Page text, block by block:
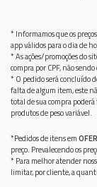
* Informamos que os
app válidos para o dia de
* As ações/promoções do
compra por CPF, não
* O pedido será concluído
falta de algum item, este
total de sua compra
produtos de peso variável.
*Pedidos de itens em
preço. Prevalecendo os
* Para melhor atender
limitar, por cliente, a